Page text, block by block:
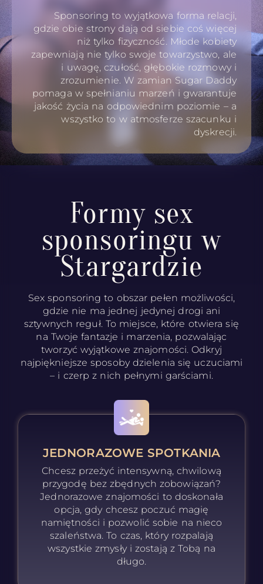
Sponsoring to wyjątkowa forma relacji,
gdzie obie strony dają od siebie coś więcej
niż tylko fizyczność. Młode kobiety
zapewniają nie tylko swoje towarzystwo, ale
i uwagę, czułość, głębokie rozmowy i
zrozumienie. W zamian Sugar Daddy
pomaga w spełnianiu marzeń i gwarantuje
jakość życia na odpowiednim poziomie – a
wszystko to w atmosferze szacunku i
dyskrecji.
Formy sex
sponsoringu w
Stargardzie
Sex sponsoring to obszar pełen możliwości,
gdzie nie ma jednej jedynej drogi ani
sztywnych reguł. To miejsce, które otwiera się
na Twoje fantazje i marzenia, pozwalając
tworzyć wyjątkowe znajomości. Odkryj
najpiękniejsze sposoby dzielenia się uczuciami
– i czerp z nich pełnymi garściami.
JEDNORAZOWE SPOTKANIA
Chcesz przeżyć intensywną, chwilową
przygodę bez zbędnych zobowiązań?
Jednorazowe znajomości to doskonała
opcja, gdy chcesz poczuć magię
namiętności i pozwolić sobie na nieco
szaleństwa. To czas, który rozpalają
wszystkie zmysły i zostają z Tobą na
długo.